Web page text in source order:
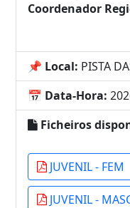
Coordenador
📌 Local: PISTA
📅 Data-Hora:
Ficheiros
JUVENIL - FEM
JUVENIL -